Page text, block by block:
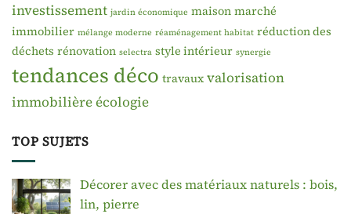
investissement jardin économique maison marché
immobilier mélange moderne réaménagement habitat réduction des
déchets rénovation selectra style intérieur synergie
tendances déco travaux valorisation
immobilièreécologie
TOP SUJETS
Décorer avec des matériaux naturels : bois,
lin, pierre